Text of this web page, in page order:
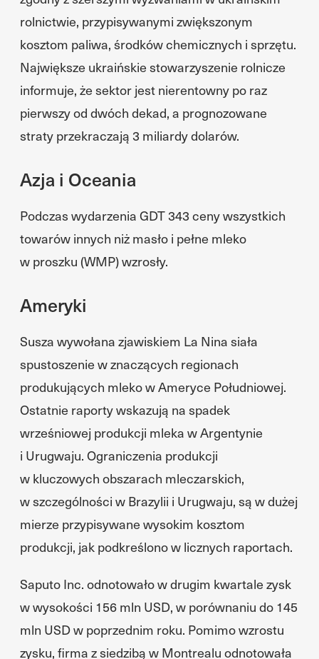
rolnictwie, przypisywanymi zwiększonym
kosztom paliwa, środków chemicznych i sprzętu.
Największe ukraińskie stowarzyszenie rolnicze
informuje, że sektor jest nierentowny po raz
pierwszy od dwóch dekad, a prognozowane
straty przekraczają 3 miliardy dolarów.
Azja i Oceania
Podczas wydarzenia GDT 343 ceny wszystkich
towarów innych niż masło i pełne mleko
w proszku (WMP) wzrosły.
Ameryki
Susza wywołana zjawiskiem La Nina siała
spustoszenie w znaczących regionach
produkujących mleko w Ameryce Południowej.
Ostatnie raporty wskazują na spadek
wrześniowej produkcji mleka w Argentynie
i Urugwaju. Ograniczenia produkcji
w kluczowych obszarach mleczarskich,
w szczególności w Brazylii i Urugwaju, są w dużej
mierze przypisywane wysokim kosztom
produkcji, jak podkreślono w licznych raportach.
Saputo Inc. odnotowało w drugim kwartale zysk
w wysokości 156 mln USD, w porównaniu do 145
mln USD w poprzednim roku. Pomimo wzrostu
zysku, firma z siedzibą w Montrealu odnotowała